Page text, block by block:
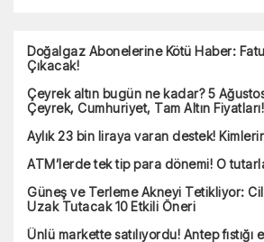
Arby's boykot mu? Arby's'in sahibi kimdir?